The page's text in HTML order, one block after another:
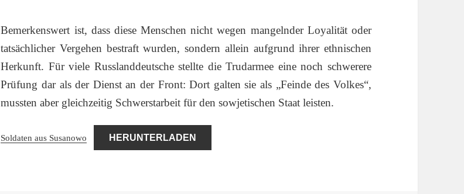
Bemerkenswert ist, dass diese Menschen nicht wegen mangelnder Loyalität oder
tatsächlicher Vergehen bestraft wurden, sondern allein aufgrund ihrer ethnischen
Herkunft. Für viele Russlanddeutsche stellte die Trudarmee eine noch schwerere
Prüfung dar als der Dienst an der Front: Dort galten sie als „Feinde des Volkes“,
mussten aber gleichzeitig Schwerstarbeit für den sowjetischen Staat leisten.
Soldaten aus Susanowo HERUNTERLADEN